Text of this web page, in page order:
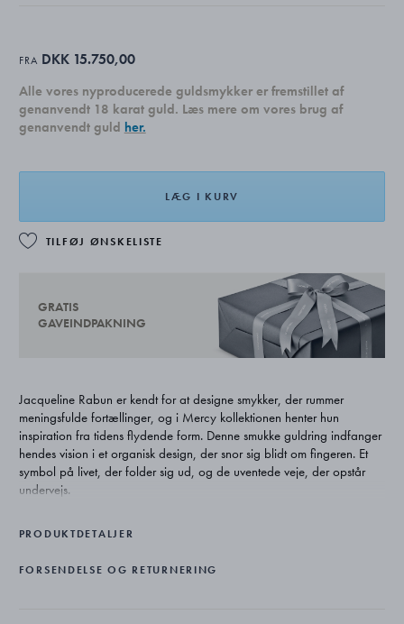
FRA DKK 15.750,00
Alle vores nyproducerede guldsmykker er fremstillet af
genanvendt 18 karat guld. Læs mere om vores brug af
genanvendt guld her.
LÆG I KURV
TILFØJ ØNSKELISTE
GRATIS
GAVEINDPAKNING
Jacqueline Rabun er kendt for at designe smykker, der rummer
meningsfulde fortællinger, og i Mercy kollektionen henter hun
inspiration fra tidens flydende form. Denne smukke guldring indfanger
hendes vision i et organisk design, der snor sig blidt om fingeren. Et
symbol på livet, der folder sig ud, og de uventede veje, der opstår
undervejs.
PRODUKTDETALJER
FORSENDELSE OG RETURNERING